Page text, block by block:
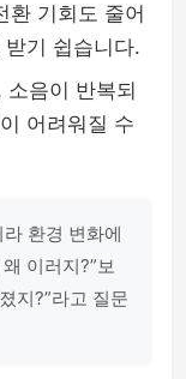
환 기회도 줄어
기 쉽습니다.
음이 반복되
어려워질 수
환경 변화에
이러지?”보
지?”라고 질문